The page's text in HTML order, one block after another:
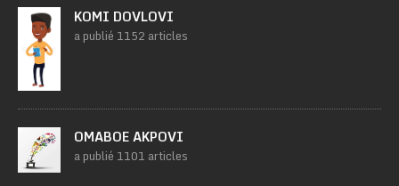
KOMI DOVLOVI
a publié 1152 articles
OMABOE AKPOVI
a publié 1101 articles